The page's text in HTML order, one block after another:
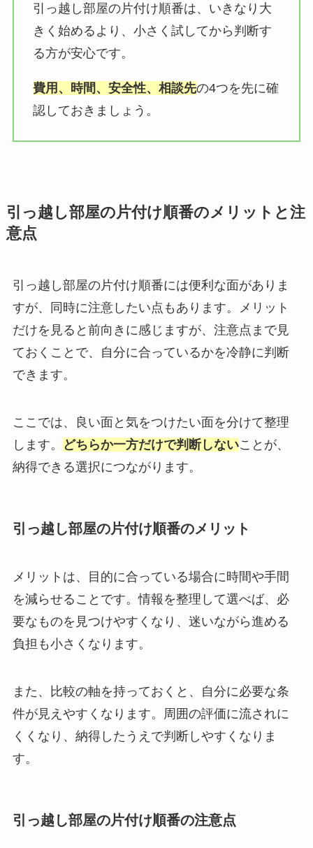
引っ越し部屋の片付け順番は、いきなり大
きく始めるより、小さく試してから判断す
る方が安心です。
費用、時間、安全性、相談先の4つを先に確
認しておきましょう。
引っ越し部屋の片付け順番のメリットと注
意点
引っ越し部屋の片付け順番には便利な面がありま
すが、同時に注意したい点もあります。メリット
だけを見ると前向きに感じますが、注意点まで見
ておくことで、自分に合っているかを冷静に判断
できます。
ここでは、良い面と気をつけたい面を分けて整理
します。
どちらか一方だけで判断しないことが、
納得できる選択につながります。
引っ越し部屋の片付け順番のメリット
メリットは、目的に合っている場合に時間や手間
を減らせることです。情報を整理して選べば、必
要なものを見つけやすくなり、迷いながら進める
負担も小さくなります。
また、比較の軸を持っておくと、自分に必要な条
件が見えやすくなります。周囲の評価に流されに
くくなり、納得したうえで判断しやすくなりま
す。
引っ越し部屋の片付け順番の注意点